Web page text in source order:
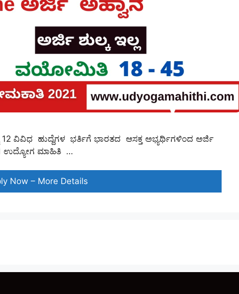
12 ವಿವಿಧ ಹುದ್ದೆಗಳ ಭರ್ತಿಗೆ ಭಾರತದ ಆಸಕ್ತ ಅಭ್ಯರ್ಥಿಗಳಿಂದ ಅರ್ಜಿ
ಉದ್ಯೋಗ ಮಾಹಿತಿ …
Now – More Details
ರೈಲ್ವೆ